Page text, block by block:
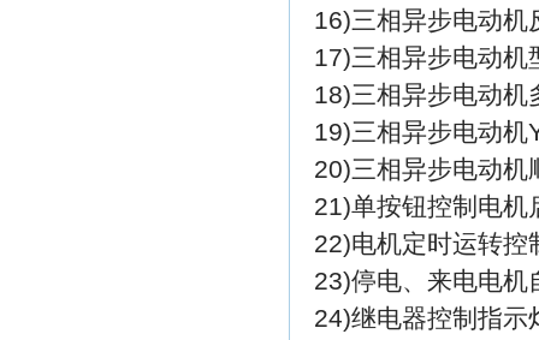
16)三相异步电动机
17)三相异步电动机
18)三相异步电动机
19)三相异步电动
20)三相异步电动机
21)单按钮控制电机
22)电机定时运转控
23)停电、来电电机
24)继电器控制指示